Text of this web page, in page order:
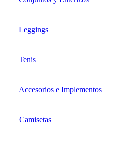
Leggings
Tenis
Accesorios e Implementos
Camisetas